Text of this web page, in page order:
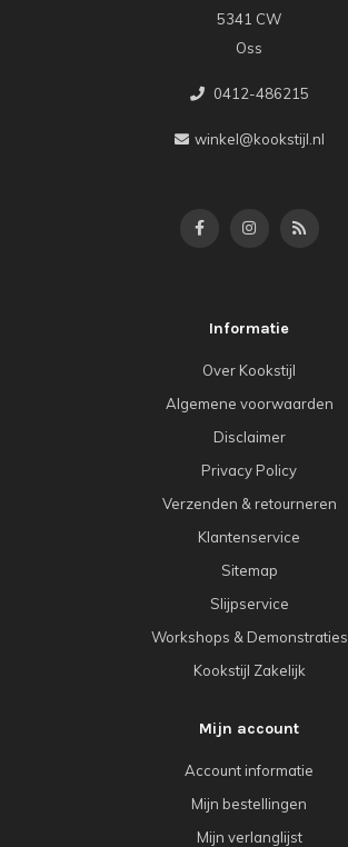
5341 CW
Oss
0412-486215
winkel@kookstijl.nl
Informatie
Over Kookstijl
Algemene voorwaarden
Disclaimer
Privacy Policy
Verzenden & retourneren
Klantenservice
Sitemap
Slijpservice
Workshops & Demonstraties
Kookstijl Zakelijk
Mijn account
Account informatie
Mijn bestellingen
Mijn verlanglijst